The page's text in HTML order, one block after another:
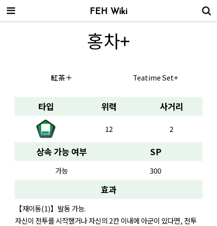
홍차+
紅茶＋ Teatime Set+
타입 위력 사거리
12 2
상속 가능 여부 SP
가능 300
효과
【재이동(1)】발동 가능.
자신이 전투를 시작했거나 자신의 2칸 이내에 아군이 있다면, 전투
FEH Wiki